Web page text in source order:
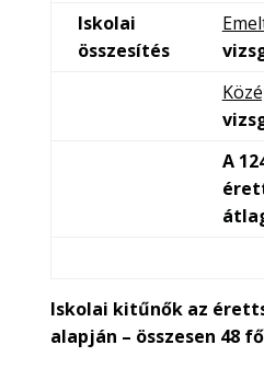
Iskolai
összesítés
A
Iskolai kitűnők az
alapján – összesen 48 fő